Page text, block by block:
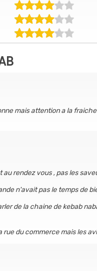
mais attention a la
rendez vous , pas les
n'avait pas le temps de
de la chaine de kebab
rue du commerce mais les